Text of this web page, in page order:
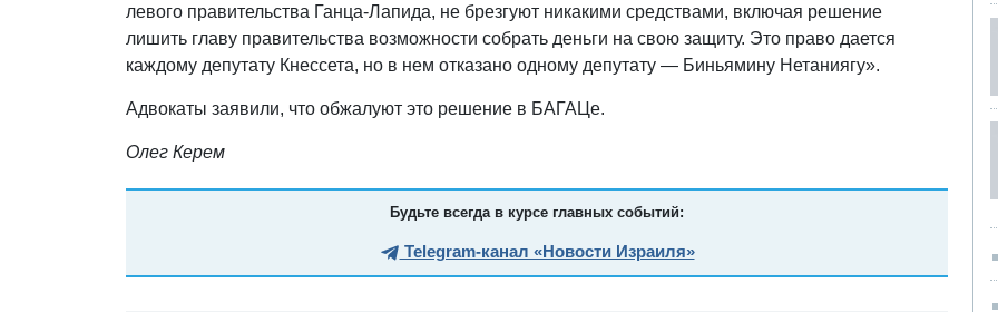
левого правительства Ганца-Лапида, не брезгуют никакими средствами, включая решение
лишить главу правительства возможности собрать деньги на свою защиту. Это право дается
каждому депутату Кнессета, но в нем отказано одному депутату — Биньямину Нетаниягу».
Адвокаты заявили, что обжалуют это решение в БАГАЦе.
Олег Керем
Будьте всегда в курсе главных событий:
Telegram-канал «Новости Израиля»